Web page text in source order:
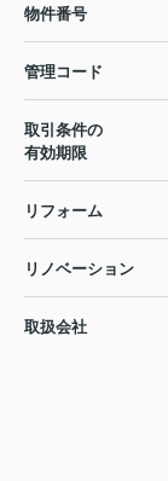
物件番号
管理コード
取引条件の
有効期限
リフォーム
リノベーション
取扱会社